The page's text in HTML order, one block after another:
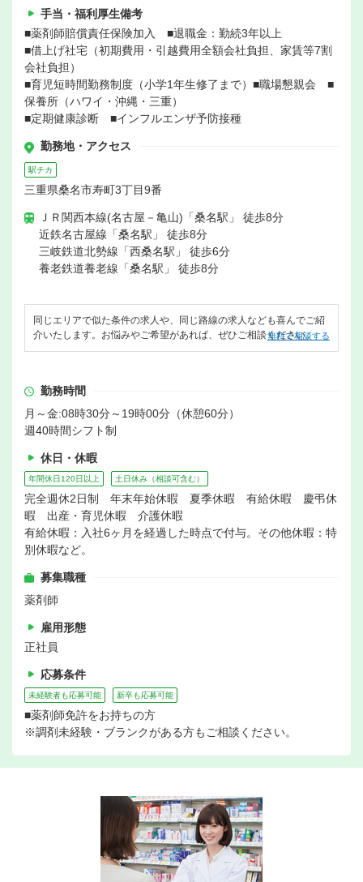
手当・福利厚生備考
■薬剤師賠償責任保険加入 ■退職金：勤続3年以上
■借上げ社宅（初期費用・引越費用全額会社負担、家賃等7割
会社負担）
■育児短時間勤務制度（小学1年生修了まで）■職場懇親会 ■
保養所（ハワイ・沖縄・三重）
■定期健康診断 ■インフルエンザ予防接種
勤務地・アクセス
駅チカ
三重県桑名市寿町3丁目9番
ＪＲ関西本線(名古屋－亀山)「桑名駅」 徒歩8分
近鉄名古屋線「桑名駅」 徒歩8分
三岐鉄道北勢線「西桑名駅」 徒歩6分
養老鉄道養老線「桑名駅」 徒歩8分
同じエリアで似た条件の求人や、同じ路線の求人なども喜んでご紹
介いたします。お悩みやご希望があれば、ぜひご相談ください。
無料で相談する
勤務時間
月～金:08時30分～19時00分（休憩60分）
週40時間シフト制
休日・休暇
年間休日120日以上 土日休み（相談可含む）
完全週休2日制 年末年始休暇 夏季休暇 有給休暇 慶弔休
暇 出産・育児休暇 介護休暇
有給休暇：入社6ヶ月を経過した時点で付与。その他休暇：特
別休暇など。
募集職種
薬剤師
雇用形態
正社員
応募条件
未経験者も応募可能 新卒も応募可能
■薬剤師免許をお持ちの方
※調剤未経験・ブランクがある方もご相談ください。